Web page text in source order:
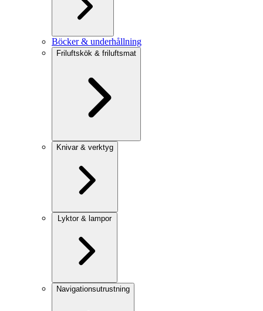
Böcker & underhållning
Friluftskök & friluftsmat
Knivar & verktyg
Lyktor & lampor
Navigationsutrustning